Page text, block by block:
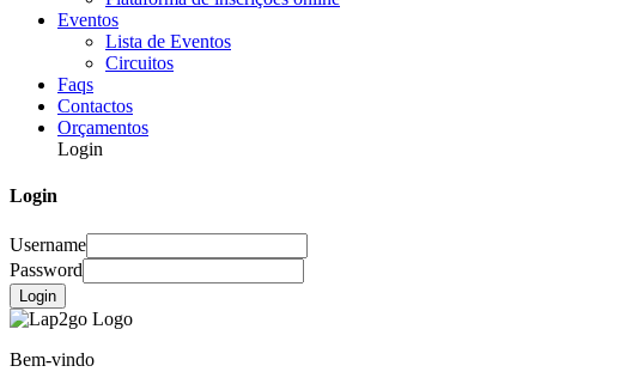
Eventos
Lista de Eventos
Circuitos
Faqs
Contactos
Orçamentos
Login
Login
Username
Password
Login
Bem-vindo